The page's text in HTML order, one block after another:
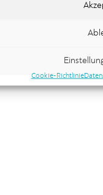
Cookie-Richtlinie